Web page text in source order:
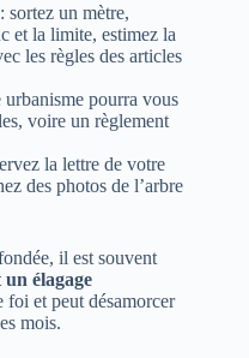
: sortez un mètre,
et la limite, estimez la
les règles des articles
urbanisme pourra vous
voire un règlement
la lettre de votre
des photos de l’arbre
il est souvent
élagage
foi et peut désamorcer
mois.